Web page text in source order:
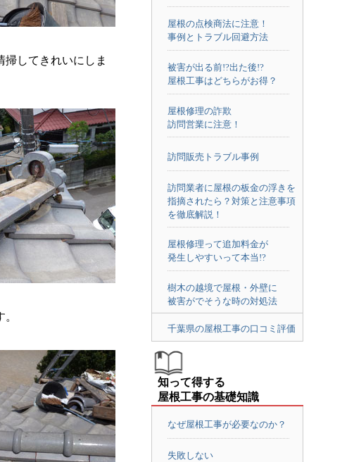
してきれいにしま
屋根の点検商法に注意！
事例とトラブル回避方法
被害が出る前!?出た後!?
屋根工事はどちらがお得？
屋根修理の詐欺
訪問営業に注意！
訪問販売トラブル事例
訪問業者に屋根の板金の浮きを
指摘されたら？対策と注意事項
を徹底解説！
屋根修理って追加料金が
発生しやすいって本当!?
樹木の越境で屋根・外壁に
被害がでそうな時の対処法
千葉県の屋根工事の口コミ評価
知って得する
屋根工事の基礎知識
なぜ屋根工事が必要なのか？
失敗しない